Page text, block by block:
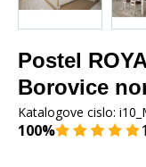
Postel
Borovice
Katalogove cislo:
100%